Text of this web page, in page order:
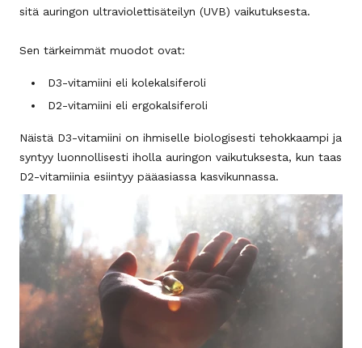
sitä auringon ultraviolettisäteilyn (UVB) vaikutuksesta.
Sen tärkeimmät muodot ovat:
D3-vitamiini eli kolekalsiferoli
D2-vitamiini eli ergokalsiferoli
Näistä D3-vitamiini on ihmiselle biologisesti tehokkaampi ja
syntyy luonnollisesti iholla auringon vaikutuksesta, kun taas
D2-vitamiinia esiintyy pääasiassa kasvikunnassa.